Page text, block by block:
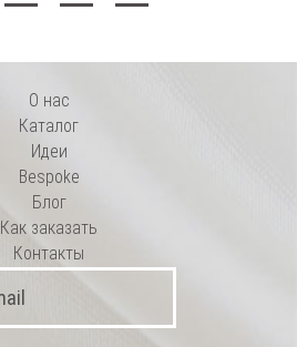
О нас
Каталог
Идеи
Bespoke
Блог
Как заказать
Контакты